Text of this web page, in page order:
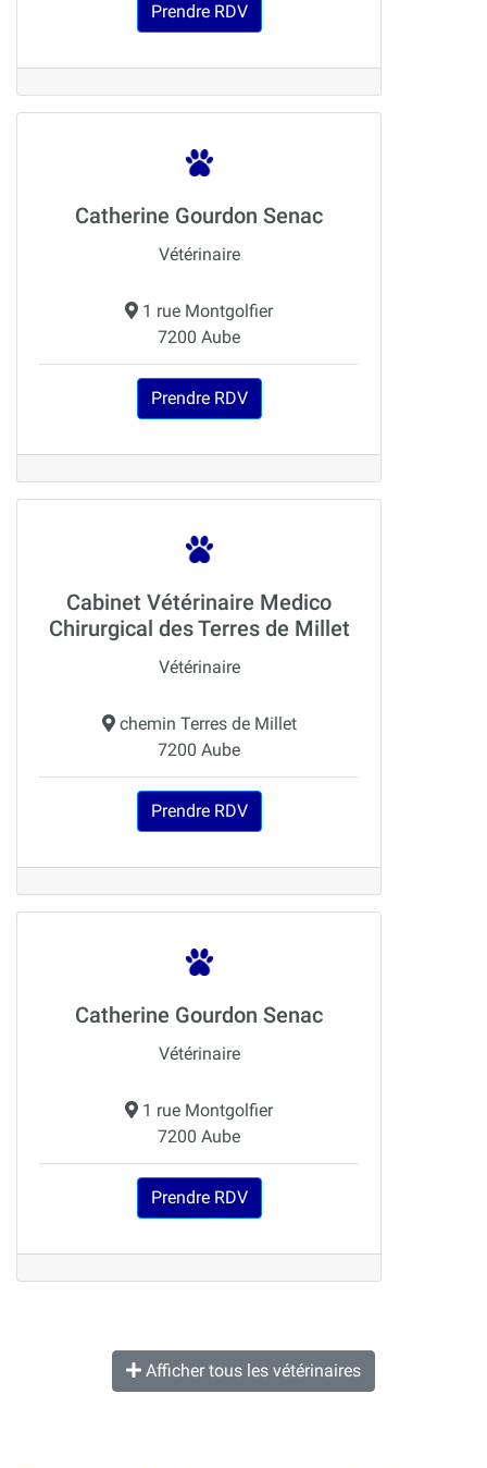
Prendre RDV
Catherine Gourdon Senac
Vétérinaire
1 rue Montgolfier
7200 Aube
Prendre RDV
Cabinet Vétérinaire Medico
Chirurgical des Terres de Millet
Vétérinaire
chemin Terres de Millet
7200 Aube
Prendre RDV
Catherine Gourdon Senac
Vétérinaire
1 rue Montgolfier
7200 Aube
Prendre RDV
Afficher tous les vétérinaires